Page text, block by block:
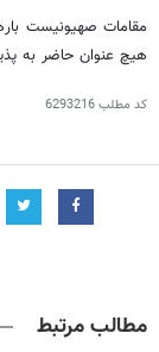
مقامات صهیونیست
هیچ عنوان حاضر به
کد مطلب6293216
مطالب مرتبط